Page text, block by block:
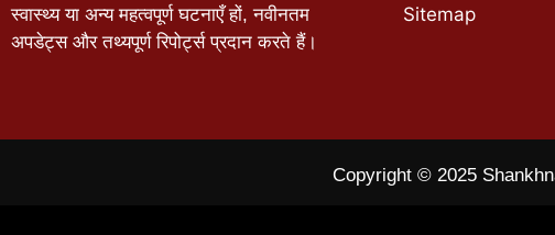
स्वास्थ्य या अन्य महत्वपूर्ण घटनाएँ हों, नवीनतम
अपडेट्स और तथ्यपूर्ण रिपोर्ट्स प्रदान करते हैं।
Sitemap
Copyright © 2025